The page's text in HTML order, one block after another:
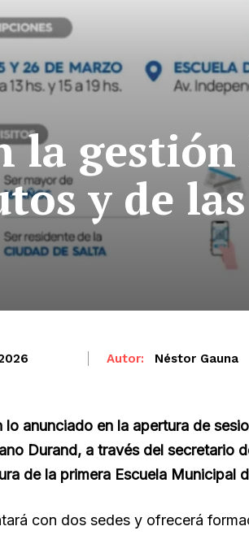
la
y de
Autor: Néstor Gauna
lo anunciado en la apertura de
Durand, a través del secretario
de la primera Escuela Municipal
con dos sedes y ofrecerá